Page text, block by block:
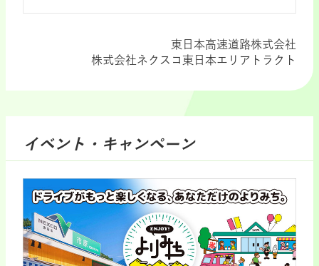
東日本高速道路株式会社
株式会社ネクスコ東日本エリアトラクト
イベント・キャンペーン